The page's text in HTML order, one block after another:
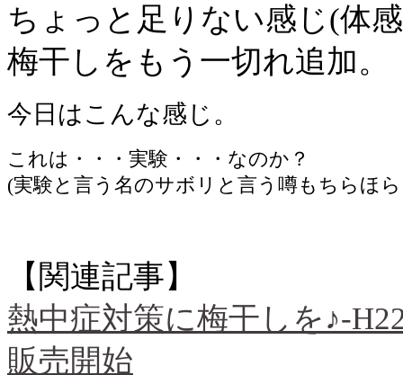
ちょっと足りない感じ(体
梅干しをもう一切れ追加。
今日はこんな感じ。
これは・・・実験・・・なのか？
(実験と言う名のサボリと言う噂もちらほ
【関連記事】
熱中症対策に梅干しを♪-
販売開始